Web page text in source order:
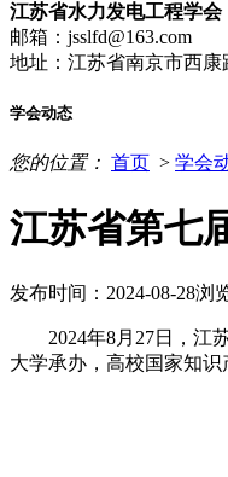
江苏省水力发电工程学会
邮箱：jsslfd@163.com
地址：江苏省南京市西康
学会动态
您的位置： 首页 > 学会
江苏省第七
发布时间：2024-08-28浏
2024年8月27日，江
大学承办，高校国家知